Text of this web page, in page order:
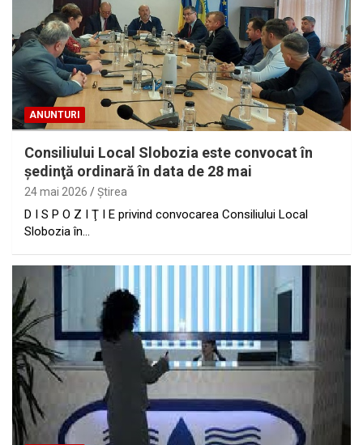
ANUNTURI
Consiliului Local Slobozia este convocat în
şedinţă ordinară în data de 28 mai
24 mai 2026 Ştirea
D I S P O Z I Ţ I E privind convocarea Consiliului Local
Slobozia în…